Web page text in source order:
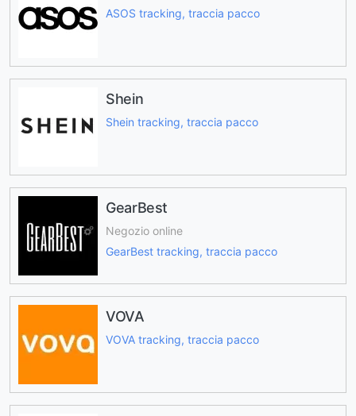
ASOS tracking, traccia pacco
Shein
Shein tracking, traccia pacco
GearBest
Negozio online
GearBest tracking, traccia pacco
VOVA
VOVA tracking, traccia pacco